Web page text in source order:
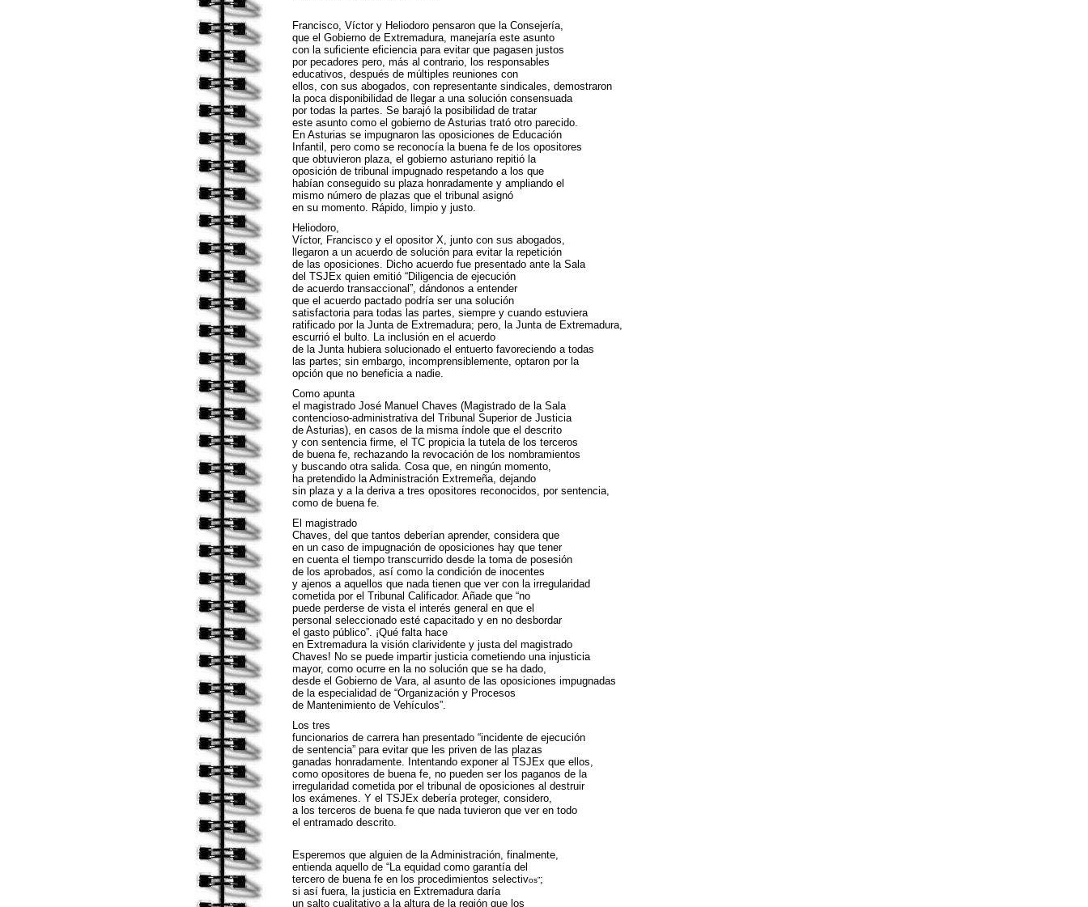
Francisco, Víctor y Heliodoro pensaron que la Consejería,
que el Gobierno de Extremadura, manejaría este asunto
con la suficiente eficiencia para evitar que pagasen justos
por pecadores pero, más al contrario, los responsables
educativos, después de múltiples reuniones con
ellos, con sus abogados, con representante sindicales, demostraron
la poca disponibilidad de llegar a una solución consensuada
por todas la partes. Se barajó la posibilidad de tratar
este asunto como el gobierno de Asturias trató otro parecido.
En Asturias se impugnaron las oposiciones de Educación
Infantil, pero como se reconocía la buena fe de los opositores
que obtuvieron plaza, el gobierno asturiano repitió la
oposición de tribunal impugnado respetando a los que
habían conseguido su plaza honradamente y ampliando el
mismo número de plazas que el tribunal asignó
en su momento. Rápido, limpio y justo.
Heliodoro,
Víctor, Francisco y el opositor X, junto con sus abogados,
llegaron a un acuerdo de solución para evitar la repetición
de las oposiciones. Dicho acuerdo fue presentado ante la Sala
del TSJEx quien emitió “Diligencia de ejecución
de acuerdo transaccional”, dándonos a entender
que el acuerdo pactado podría ser una solución
satisfactoria para todas las partes, siempre y cuando estuviera
ratificado por la Junta de Extremadura; pero, la Junta de Extremadura,
escurrió el bulto. La inclusión en el acuerdo
de la Junta hubiera solucionado el entuerto favoreciendo a todas
las partes; sin embargo, incomprensiblemente, optaron por la
opción que no beneficia a nadie.
Como apunta
el magistrado José Manuel Chaves (Magistrado de la Sala
contencioso-administrativa del Tribunal Superior de Justicia
de Asturias), en casos de la misma índole que el descrito
y con sentencia firme, el TC propicia la tutela de los terceros
de buena fe, rechazando la revocación de los nombramientos
y buscando otra salida. Cosa que, en ningún momento,
ha pretendido la Administración Extremeña, dejando
sin plaza y a la deriva a tres opositores reconocidos, por sentencia,
como de buena fe.
El magistrado
Chaves, del que tantos deberían aprender, considera que
en un caso de impugnación de oposiciones hay que tener
en cuenta el tiempo transcurrido desde la toma de posesión
de los aprobados, así como la condición de inocentes
y ajenos a aquellos que nada tienen que ver con la irregularidad
cometida por el Tribunal Calificador. Añade que “no
puede perderse de vista el interés general en que el
personal seleccionado esté capacitado y en no desbordar
el gasto público”. ¡Qué falta hace
en Extremadura la visión clarividente y justa del magistrado
Chaves! No se puede impartir justicia cometiendo una injusticia
mayor, como ocurre en la no solución que se ha dado,
desde el Gobierno de Vara, al asunto de las oposiciones impugnadas
de la especialidad de “Organización y Procesos
de Mantenimiento de Vehículos”.
Los tres
funcionarios de carrera han presentado “incidente de ejecución
de sentencia” para evitar que les priven de las plazas
ganadas honradamente. Intentando exponer al TSJEx que ellos,
como opositores de buena fe, no pueden ser los paganos de la
irregularidad cometida por el tribunal de oposiciones al destruir
los exámenes. Y el TSJEx debería proteger, considero,
a los terceros de buena fe que nada tuvieron que ver en todo
el entramado descrito.
Esperemos que alguien de la Administración, finalmente,
entienda aquello de “La equidad como garantía del
tercero de buena fe en los procedimientos selectivos”;
si así fuera, la justicia en Extremadura daría
un salto cualitativo a la altura de la región que los